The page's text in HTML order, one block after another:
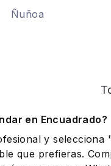
Ñuñoa
en Encuadrado?
y selecciona
que prefieras.